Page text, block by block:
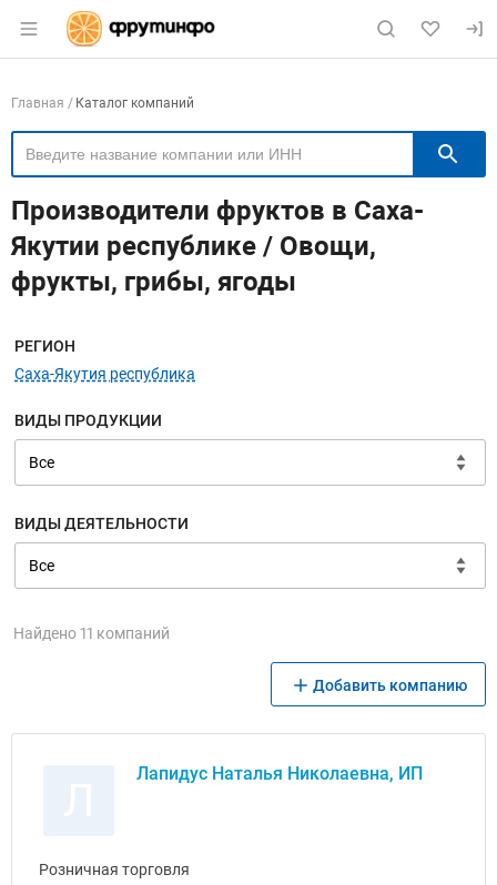
Раздел навигации по сайту fruitinfo.ru
Навигация по компаниям
Главная Каталог компаний
Производители фруктов в Саха-
Якутии республике / Овощи,
фрукты, грибы, ягоды
Меню навигации
РЕГИОН
Саха-Якутия республика
ВИДЫ ПРОДУКЦИИ
ВИДЫ ДЕЯТЕЛЬНОСТИ
Найдено 11 компаний
Добавить компанию
Лапидус Наталья Николаевна, ИП
Розничная торговля